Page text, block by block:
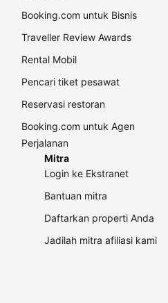
Booking.com untuk Bisnis
Traveller Review Awards
Rental Mobil
Pencari tiket pesawat
Reservasi restoran
Booking.com untuk Agen
Perjalanan
Mitra
Login ke Ekstranet
Bantuan mitra
Daftarkan properti Anda
Jadilah mitra afiliasi kami